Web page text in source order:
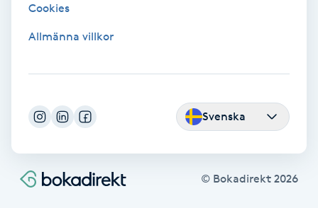
Vaxning
Veterinär
Vibrationsmassage
Vinyasa Yoga
Cookies
Allmänna villkor
Svenska
© Bokadirekt 2026